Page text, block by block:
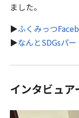
ました。
▶ふくみっつ
▶なんとSDGsパ
インタビュア